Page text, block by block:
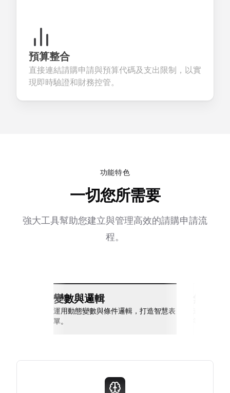
預算整合
直接連結請購申請與預算代碼及支出限制，以實
現即時驗證和財務控管。
功能特色
一切您所需要
強大工具幫助您建立與管理高效的請購申請流
程。
變數與邏輯
運用動態變數與條件邏輯，打造智慧表
單。